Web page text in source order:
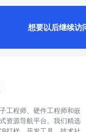
想要以后继续访
工程师、硬件工程师和嵌
资源导航平台。我们精选